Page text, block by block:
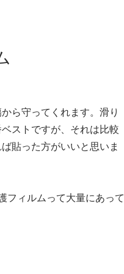
ら守ってくれます。滑り
ストですが、それは比較
貼った方がいいと思いま
フィルムって大量にあって